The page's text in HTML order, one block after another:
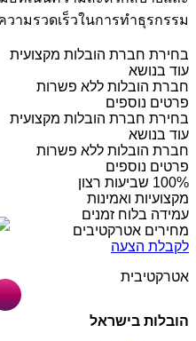
วามรวดเร็วในการทำธุรกรรม...
בחירת חברת הובלות מקצועית
עוד בנושא
חברת הובלות ללא פשרות
פרטים נוספים
בחירת חברת הובלות מקצועית
עוד בנושא
חברת הובלות ללא פשרות
פרטים נוספים
מקצועיות ואמינות
עמידה בלוח זמנים
מחירים אטרקטיבים
לקבלת הצעה
אטרקטיבית
הובלות בישראל